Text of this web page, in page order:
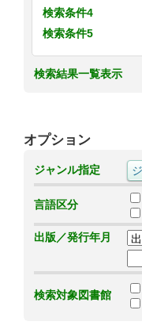
検索条件4
検索条件5
検索結果一覧表示
オプション
ジャンル指定
言語区分
出版／発行年月
検索対象図書館